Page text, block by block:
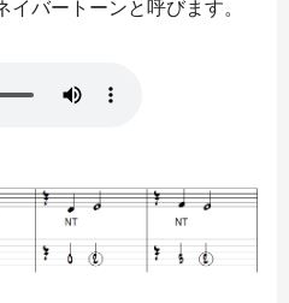
バートーンと呼びます。